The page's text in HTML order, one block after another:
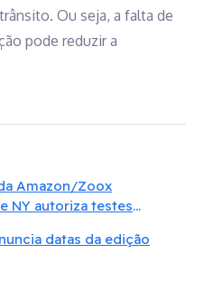
Ou seja, a falta de
pode reduzir a
Amazon/Zoox
NY autoriza testes
datas da edição